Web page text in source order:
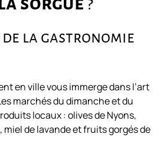
la gastronomie
en ville vous immerge dans l’art
marchés du dimanche et du
locaux : olives de Nyons,
miel de lavande et fruits gorgés de